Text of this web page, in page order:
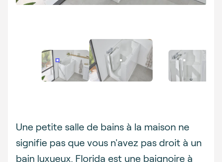
Description
Une petite salle de bains à la maison ne
signifie pas que vous n'avez pas droit à un
bain luxueux. Florida est une baignoire à